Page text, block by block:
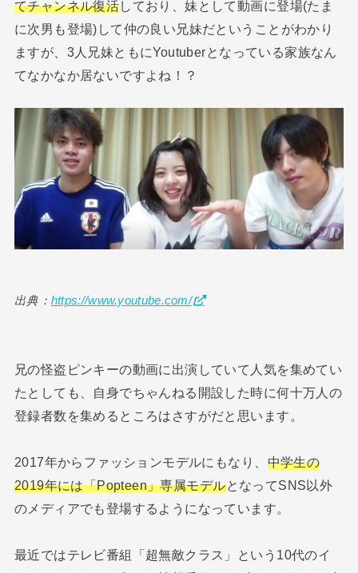
てチャンネル復活しており、妹として動画に登場(たま
に次男も登場)して仲の良い兄妹だということがわかり
ますが、3人兄妹ともにYoutuberとなっている家族なん
てなかなか居ないですよね！？
出典： https://www.youtube.com/
兄の怪盗ピンキーの動画に出演していて人気を集めてい
たとしても、自身でちゃんねる開設した時に何十万人の
登録者数を集めるところはさすがだと思います。
2017年からファッションモデルにもなり、 中学生の
2019年には「Popteen」専属モデルとなってSNS以外
のメディアでも登場するようになっています。
最近ではテレビ番組「超無敵クラス」という10代のイ